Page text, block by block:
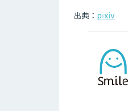
出典： pixiv